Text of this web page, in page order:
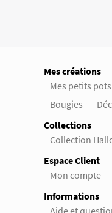
Mes créations
Mes petits pots
Bougies
Collections
Collection
Espace Client
Mon compte
Informations
Aide et